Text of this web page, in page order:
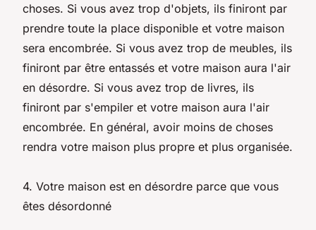
choses. Si vous avez trop d'objets, ils finiront par
prendre toute la place disponible et votre maison
sera encombrée. Si vous avez trop de meubles, ils
finiront par être entassés et votre maison aura l'air
en désordre. Si vous avez trop de livres, ils
finiront par s'empiler et votre maison aura l'air
encombrée. En général, avoir moins de choses
rendra votre maison plus propre et plus organisée.
4. Votre maison est en désordre parce que vous
êtes désordonné